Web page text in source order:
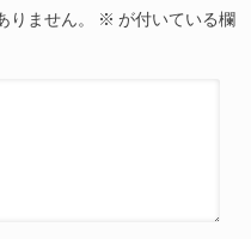
ません。 ※ が付いている欄